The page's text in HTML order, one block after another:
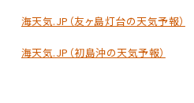
海天気.JP（友ヶ島灯台の天気予報）
海天気.JP（初島沖の天気予報）